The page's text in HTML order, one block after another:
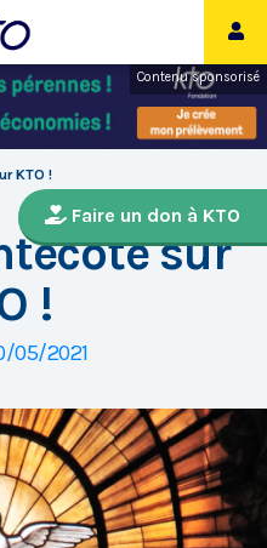
Contenu sponsorisé
KTO !
Faire un don à KTO
sur
!
05/2021